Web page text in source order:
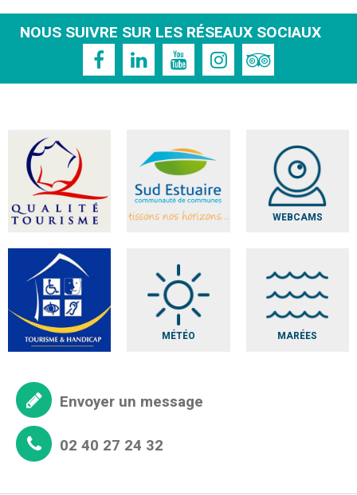
NOUS SUIVRE SUR LES RÉSEAUX SOCIAUX
WEBCAMS
MÉTÉO MARÉES
Envoyer un message
02 40 27 24 32